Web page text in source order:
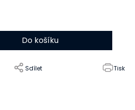
Tisk
Sdílet
Do košíku